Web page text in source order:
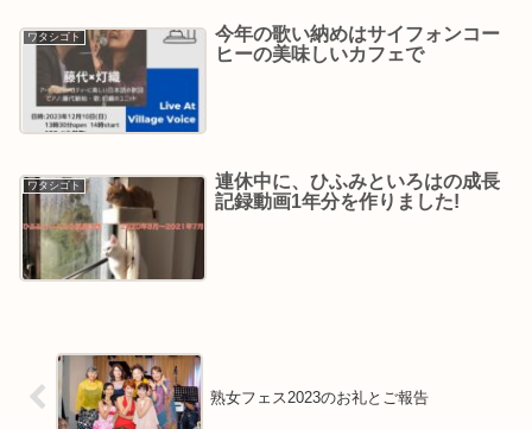
ワタシゴト
今年の歌い納めはサイフォンコー
ヒーの美味しいカフェで
ワタシゴト
連休中に、ひふみといろはの成長
記録動画1年分を作りました!
熟女フェス2023のお礼とご報告